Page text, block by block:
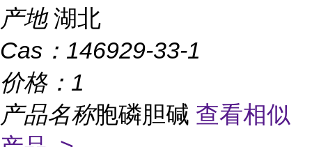
产地 湖北
Cas： 146929-33-1
价格： 1
产品名称胞磷胆碱 查看相似